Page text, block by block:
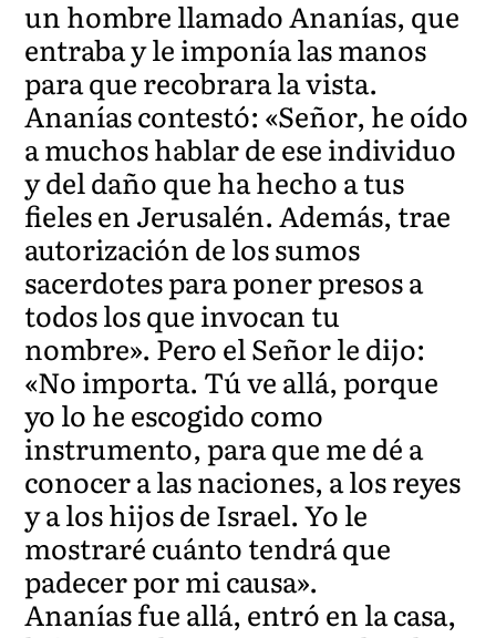
un hombre llamado Ananías, que
entraba y le imponía las manos
para que recobrara la vista.
Ananías contestó: «Señor, he oído
a muchos hablar de ese individuo
y del daño que ha hecho a tus
fieles en Jerusalén. Además, trae
autorización de los sumos
sacerdotes para poner presos a
todos los que invocan tu
nombre». Pero el Señor le dijo:
«No importa. Tú ve allá, porque
yo lo he escogido como
instrumento, para que me dé a
conocer a las naciones, a los reyes
y a los hijos de Israel. Yo le
mostraré cuánto tendrá que
padecer por mi causa».
Ananías fue allá, entró en la casa,